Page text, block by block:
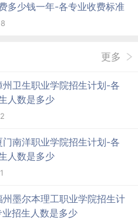
多少钱一年-各专业收费标准
更多
卫生职业学院招生计划-各
人数是多少
南洋职业学院招生计划-各
人数是多少
墨尔本理工职业学院招生计
招生人数是多少